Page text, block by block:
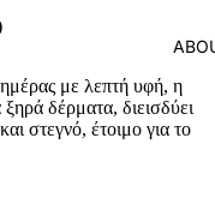
ημέρας με λεπτή υφή, η
ξηρά δέρματα, διεισδύει
στεγνό, έτοιμο για το